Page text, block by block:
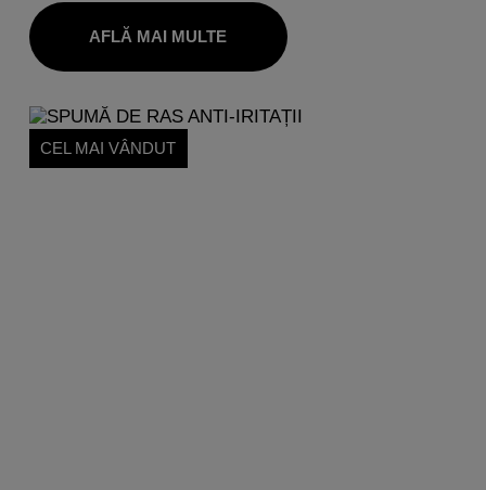
AFLĂ MAI MULTE
CEL MAI VÂNDUT